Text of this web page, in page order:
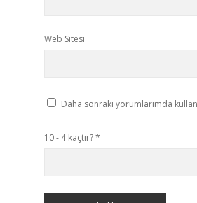
Web Sitesi
Daha sonraki yorumlarımda
10 - 4 kaçtır?*